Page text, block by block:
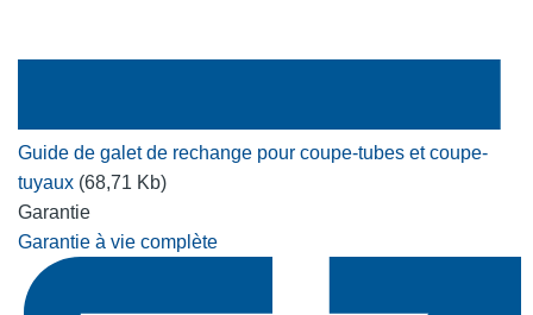
Guide de galet de rechange pour coupe-tubes et coupe-
tuyaux (68,71 Kb)
Garantie
Garantie à vie complète